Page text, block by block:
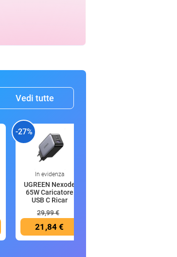
Vedi tutte
-27%
In evidenza
UGREEN Nexode
65W Caricatore
USB C Ricar
29,99 €
21,84 €